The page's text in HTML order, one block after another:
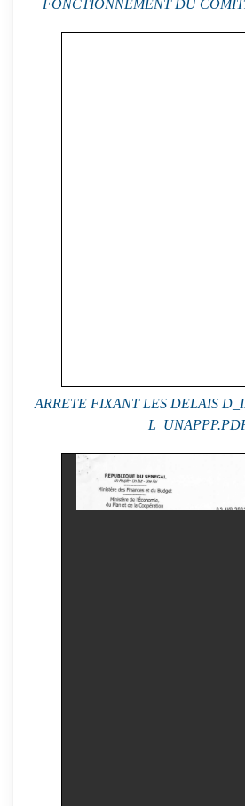
FONCTIONNEMENT DU
ARRETE FIXANT LES DELAIS